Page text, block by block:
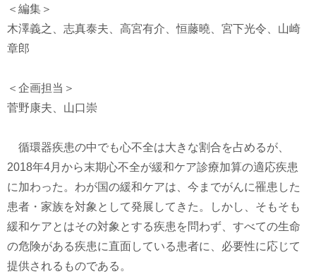
＜編集＞
木澤義之、志真泰夫、高宮有介、恒藤曉、宮下光令、山崎
章郎
＜企画担当＞
菅野康夫、山口崇
循環器疾患の中でも心不全は大きな割合を占めるが、
2018年4月から末期心不全が緩和ケア診療加算の適応疾患
に加わった。わが国の緩和ケアは、今までがんに罹患した
患者・家族を対象として発展してきた。しかし、そもそも
緩和ケアとはその対象とする疾患を問わず、すべての生命
の危険がある疾患に直面している患者に、必要性に応じて
提供されるものである。